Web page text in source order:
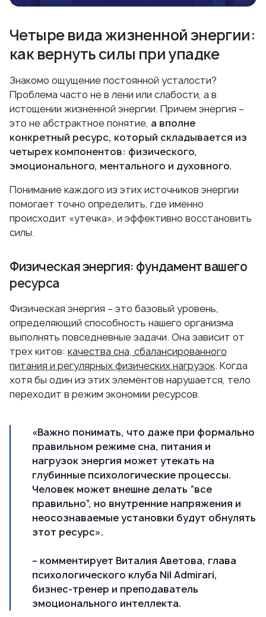
Четыре вида жизненной энергии:
как вернуть силы при упадке
Знакомо ощущение постоянной усталости?
Проблема часто не в лени или слабости, а в
истощении жизненной энергии. Причем энергия –
это не абстрактное понятие, а вполне
конкретный ресурс, который складывается из
четырех компонентов: физического,
эмоционального, ментального и духовного.
Понимание каждого из этих источников энергии
помогает точно определить, где именно
происходит «утечка», и эффективно восстановить
силы.
Физическая энергия: фундамент вашего
ресурса
Физическая энергия – это базовый уровень,
определяющий способность нашего организма
выполнять повседневные задачи. Она зависит от
трех китов: качества сна, сбалансированного
питания и регулярных физических нагрузок. Когда
хотя бы один из этих элементов нарушается, тело
переходит в режим экономии ресурсов.
«Важно понимать, что даже при формально
правильном режиме сна, питания и
нагрузок энергия может утекать на
глубинные психологические процессы.
Человек может внешне делать “все
правильно”, но внутренние напряжения и
неосознаваемые установки будут обнулять
этот ресурс».
– комментирует Виталия Аветова, глава
психологического клуба Nil Admirari,
бизнес-тренер и преподаватель
эмоционального интеллекта.